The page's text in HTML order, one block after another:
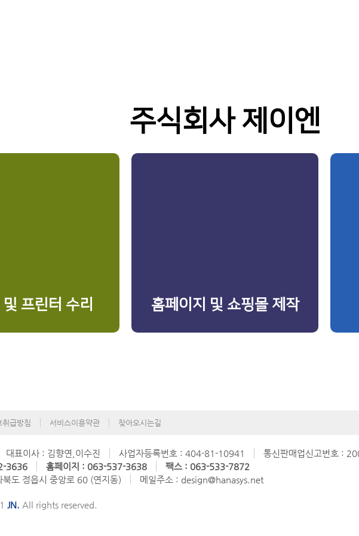
주식회사 제이엔
프린터 수리 홈페이지 및 쇼핑몰 제작
취급방침 서비스이용약관 찾아오시는길
대표이사 : 김향연,이수진 사업자등록번호 : 404-81-10941 통신판매업신고번호 :
3636
홈페이지 : 063-537-3638
팩스 : 063-533-7872
도 정읍시 중앙로 60 (연지동)
메일주소 : design@hanasys.net
JN. All rights reserved.